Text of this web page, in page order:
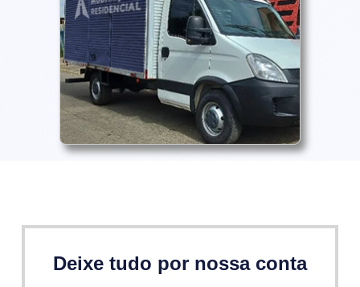
Deixe tudo por nossa conta